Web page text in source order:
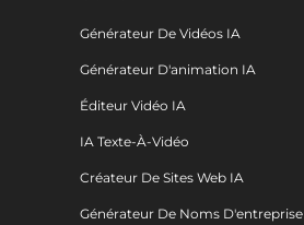
Générateur De Vidéos IA
Générateur D'animation IA
Éditeur Vidéo IA
IA Texte-À-Vidéo
Créateur De Sites Web IA
Générateur De Noms D'entreprise